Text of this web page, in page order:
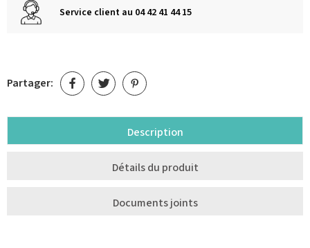
Service client au 04 42 41 44 15
Partager:
Description
Détails du produit
Documents joints